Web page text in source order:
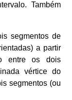
Também
segmentos de
a partir
entre os dois
vértice do
segmentos (ou